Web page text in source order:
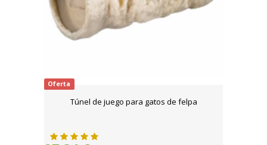
Oferta
Túnel de juego para gatos de felpa